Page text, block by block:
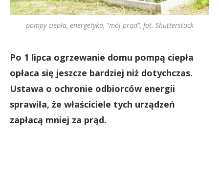
pompy ciepła, energetyka, "mój prąd", fot. Shutterstock
Po 1 lipca ogrzewanie domu pompą ciepła
opłaca się jeszcze bardziej niż dotychczas.
Ustawa o ochronie odbiorców energii
sprawiła, że właściciele tych urządzeń
zapłacą mniej za prąd.